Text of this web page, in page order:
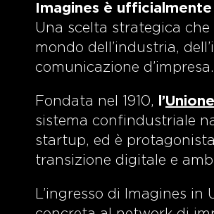
Imagines è
Una scelta strategica
mondo dell’industria,
comunicazione d’impresa.
Fondata nel 1910, l’
sistema confindustriale
startup, ed è
transizione digitale e
L’ingresso di Imagines